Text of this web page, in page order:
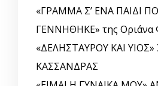
«ΓΡΑΜΜΑ Σ’ ΕΝΑ ΠΑΙΔΙ
ΓΕΝΝΗΘΗΚΕ» της Οριάνα
«ΔΕΛΗΣΤΑΥΡΟΥ ΚΑΙ
ΚΑΣΣΑΝΔΡΑΣ